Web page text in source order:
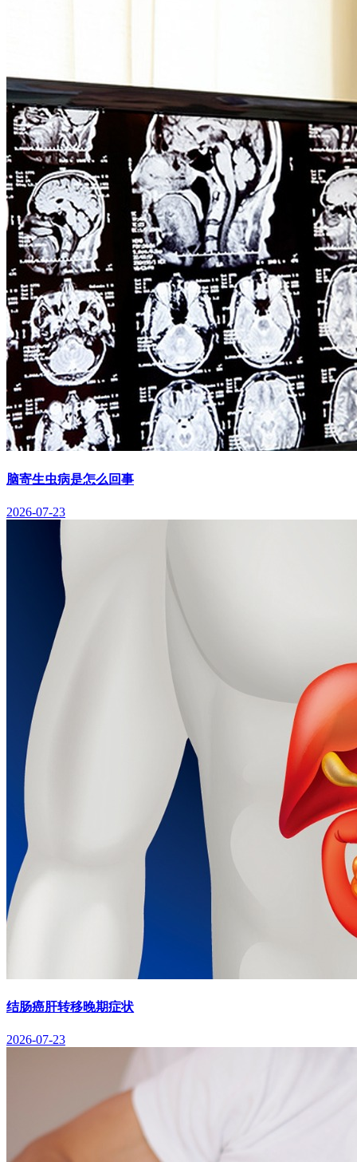
脑寄生虫病是怎么回事
2026-07-23
结肠癌肝转移晚期症状
2026-07-23